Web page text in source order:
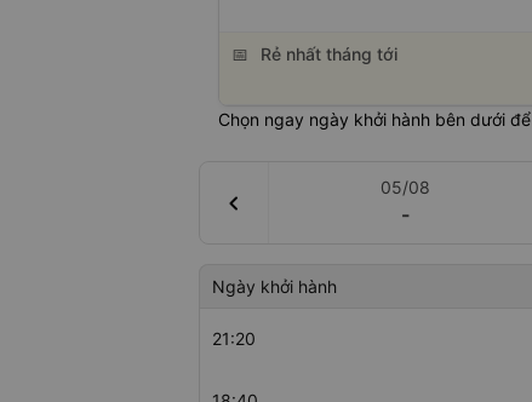
📅 Rẻ nhất tháng tới
Chọn ngay ngày khởi hành bên dưới để
chevron_left
05/08
-
Ngày khởi hành
21:20